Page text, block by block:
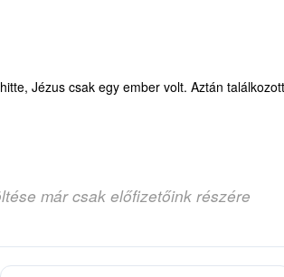
Jézus csak egy ember volt. Aztán találkozott
már csak előfizetőink részére